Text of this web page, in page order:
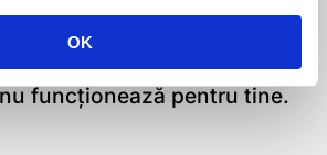
OK
obligaţia de a plăti ratele
Sau poate, pur şi simplu,
şi crezi că scadenţa
funcţionează pentru tine.